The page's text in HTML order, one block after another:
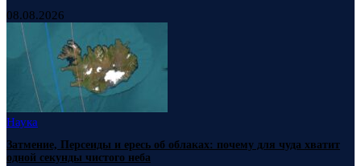
08.08.2026
Наука
Затмение, Персеиды и ересь об облаках: почему для чуда хватит
одной секунды чистого неба